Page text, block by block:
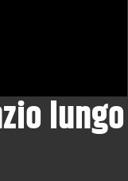
lungo